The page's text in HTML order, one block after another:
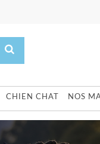
CHIEN CHAT NOS